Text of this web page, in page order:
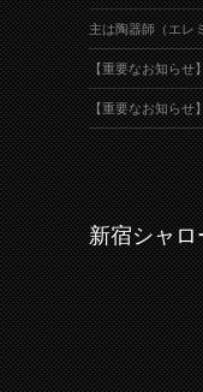
主は陶器師（エレ
【重要なお知らせ
【重要なお知らせ
新宿シャ